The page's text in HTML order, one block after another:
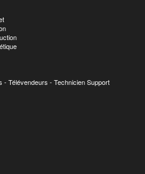
- Télévendeurs - Technicien Support